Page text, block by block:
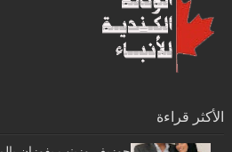
الأكثر قراءة